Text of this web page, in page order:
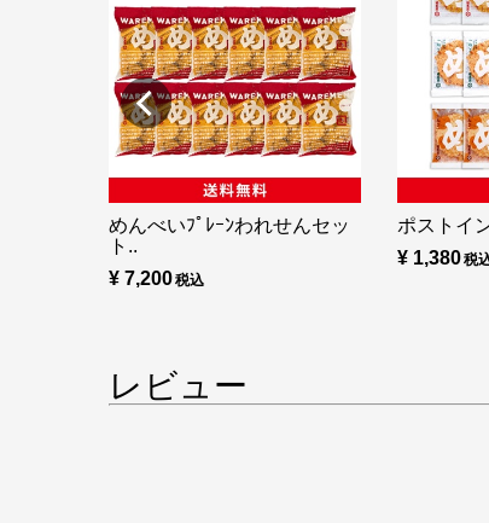
めんべいﾌﾟﾚｰﾝわれせんセッ
ト..
¥ 7,200
ポストイ
¥ 1,380
レビュー